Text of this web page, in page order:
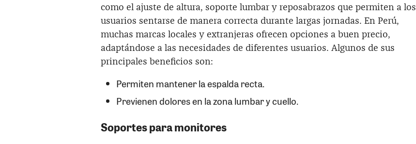
como el ajuste de altura, soporte lumbar y reposabrazos que permiten a los
usuarios sentarse de manera correcta durante largas jornadas. En Perú,
muchas marcas locales y extranjeras ofrecen opciones a buen precio,
adaptándose a las necesidades de diferentes usuarios. Algunos de sus
principales beneficios son:
Permiten mantener la espalda recta.
Previenen dolores en la zona lumbar y cuello.
Soportes para monitores